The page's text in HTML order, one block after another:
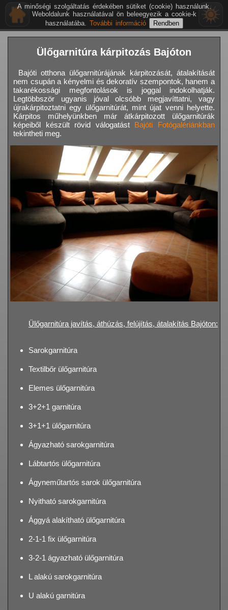
Ülőgarnitúra kárpitozás Bajóton
Bajóti otthona ülőgarnitúrájának kárpitozását, átalakítását
nem csupán a kényelmi és dekoratív szempontok, hanem a
takarékossági megfontolások is joggal indokolhatják.
Legtöbbször ugyanis jóval olcsóbb megjavíttatni, vagy
újrakárpitoztatni egy ülőgarnitúrát, mint újat venni helyette.
Kárpitos műhelyünkben már átkárpitozott ülőgarnitúrák
képeiből készült rövid válogatást Bajóti Fotógalériánkban
tekintheti meg.
Ülőgarnitúra javítás, áthúzás, felújítás, átalakítás Bajóton:
Sarokgarnitúra
Textilbőr ülőgarnitúra
Elemes ülőgarnitúra
3+2+1 garnitúra
3+1+1 ülőgarnitúra
Ágyazható sarokgarnitúra
Lábtartós ülőgarnitúra
Ágyneműtartós sarok ülőgarnitúra
Nyitható sarokgarnitúra
Ággyá alakítható ülőgarnitúra
2-1-1 fix ülőgarnitúra
3-2-1 ágyazható ülőgarnitúra
L alakú sarokgarnitúra
U alakú garnitúra
A minőségi szolgáltatás érdekében sütiket (cookie) használunk.
Weboldalunk használatával ön beleegyezik a cookie-k
használatába. További információ